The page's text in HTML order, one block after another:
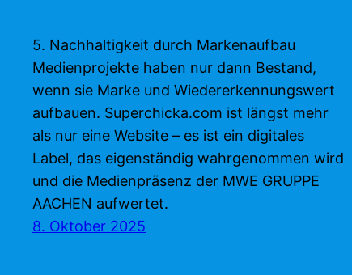
5. Nachhaltigkeit durch Markenaufbau
Medienprojekte haben nur dann Bestand,
wenn sie Marke und Wiedererkennungswert
aufbauen. Superchicka.com ist längst mehr
als nur eine Website – es ist ein digitales
Label, das eigenständig wahrgenommen wird
und die Medienpräsenz der MWE GRUPPE
AACHEN aufwertet.
8. Oktober 2025